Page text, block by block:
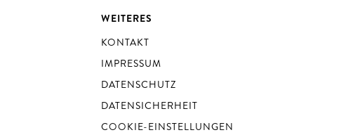
WEITERES
KONTAKT
IMPRESSUM
DATENSCHUTZ
DATENSICHERHEIT
COOKIE-EINSTELLUNGEN